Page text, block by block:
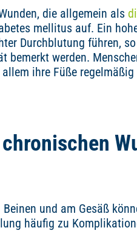
die allgemein als
mellitus auf. Ein
Durchblutung führen,
bemerkt werden.
ihre Füße
und am Gesäß
häufig zu